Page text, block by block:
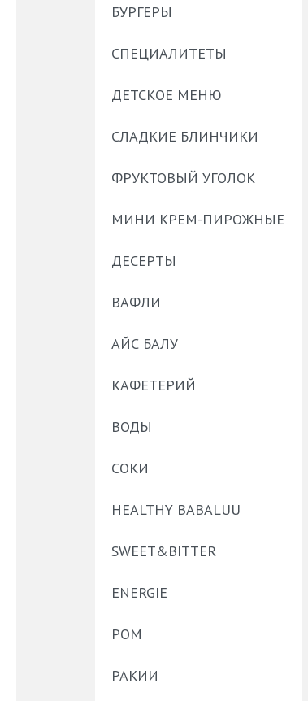
БУРГЕРЫ
СПЕЦИАЛИТЕТЫ
ДЕТСКОЕ МЕНЮ
СЛАДКИЕ БЛИНЧИКИ
ФРУКТОВЫЙ УГОЛОК
МИНИ КРЕМ-ПИРОЖНЫЕ
ДЕСЕРТЫ
ВАФЛИ
АЙС БАЛУ
КАФЕТЕРИЙ
ВОДЫ
СОКИ
HEALTHY BABALUU
SWEET&BITTER
ENERGIE
РОМ
РАКИИ